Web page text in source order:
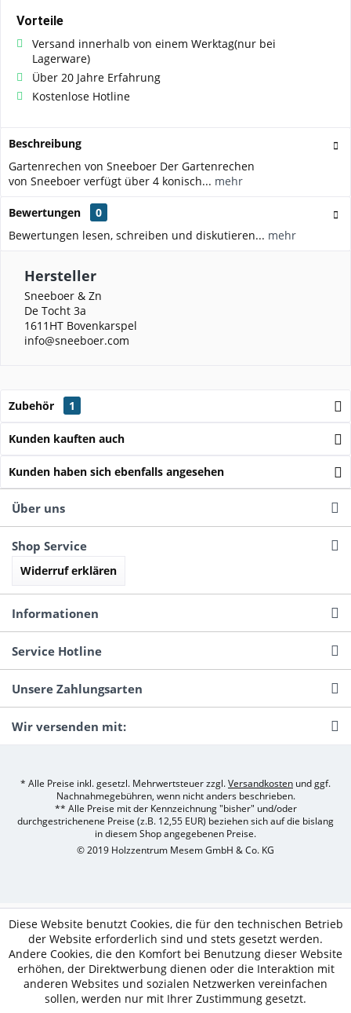
Vorteile
Versand innerhalb von einem Werktag(nur bei
Lagerware)
Über 20 Jahre Erfahrung
Kostenlose Hotline
Beschreibung
Gartenrechen von Sneeboer Der Gartenrechen
von Sneeboer verfügt über 4 konisch... mehr
Bewertungen
0
Bewertungen lesen, schreiben und diskutieren... mehr
Hersteller
Sneeboer & Zn
De Tocht 3a
1611HT Bovenkarspel
info@sneeboer.com
Zubehör 1
Kunden kauften auch
Kunden haben sich ebenfalls angesehen
Über uns
Shop Service
Widerruf erklären
Informationen
Service Hotline
Unsere Zahlungsarten
Wir versenden mit:
* Alle Preise inkl. gesetzl. Mehrwertsteuer zzgl.Versandkosten und ggf.
Nachnahmegebühren, wenn nicht anders beschrieben.
** Alle Preise mit der Kennzeichnung "bisher" und/oder
durchgestrichenene Preise (z.B. 12,55 EUR) beziehen sich auf die bislang
in diesem Shop angegebenen Preise.
© 2019 Holzzentrum Mesem GmbH & Co. KG
Diese Website benutzt Cookies, die für den technischen Betrieb
der Website erforderlich sind und stets gesetzt werden.
Andere Cookies, die den Komfort bei Benutzung dieser Website
erhöhen, der Direktwerbung dienen oder die Interaktion mit
anderen Websites und sozialen Netzwerken vereinfachen
sollen, werden nur mit Ihrer Zustimmung gesetzt.